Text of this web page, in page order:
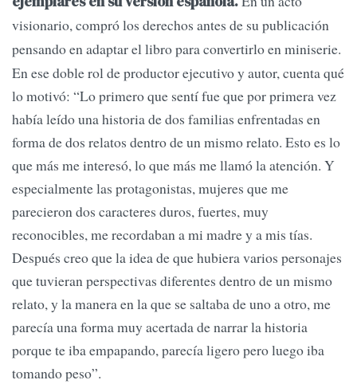
visionario, compró los derechos antes de su publicación
pensando enadaptar el libro para convertirlo en miniserie.
En ese doble rol de productor ejecutivo y autor, cuenta qué
lo motivó: “Lo primero que sentí fue que por primera vez
había leído una historia de dos familias enfrentadas en
forma de dos relatos dentro de un mismo relato. Esto es lo
que más me interesó, lo que más me llamó la atención. Y
especialmente las protagonistas, mujeres que me
parecieron dos caracteres duros, fuertes, muy
reconocibles, me recordaban a mi madre y a mis tías.
Después creo que la idea de que hubiera varios personajes
que tuvieran perspectivas diferentes dentro de un mismo
relato, y la manera en la que se saltaba de uno a otro, me
parecía una forma muy acertada de narrar la historia
porque te iba empapando, parecía ligero pero luego iba
tomando peso”.